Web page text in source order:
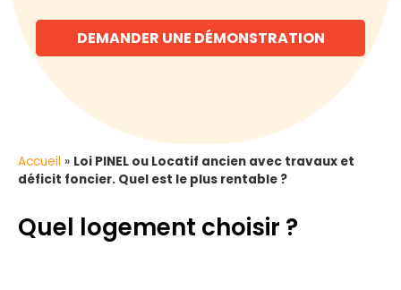
DEMANDER UNE DÉMONSTRATION
Accueil » Loi PINEL ou Locatif ancien avec travaux et
déficit foncier. Quel est le plus rentable ?
Quel logement choisir ?